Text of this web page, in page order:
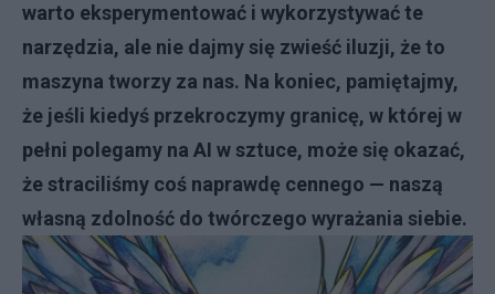
warto eksperymentować i wykorzystywać te
narzędzia, ale nie dajmy się zwieść iluzji, że to
maszyna tworzy za nas. Na koniec, pamiętajmy,
że jeśli kiedyś przekroczymy granicę, w której w
pełni polegamy na AI w sztuce, może się okazać,
że straciliśmy coś naprawdę cennego — naszą
własną zdolność do twórczego wyrażania siebie.